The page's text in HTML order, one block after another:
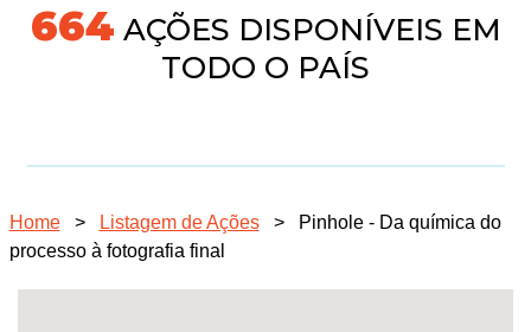
718AÇÕES DISPONÍVEIS EM
TODO O PAÍS
Home > Listagem de Ações >
Pinhole - Da química do
processo à fotografia final